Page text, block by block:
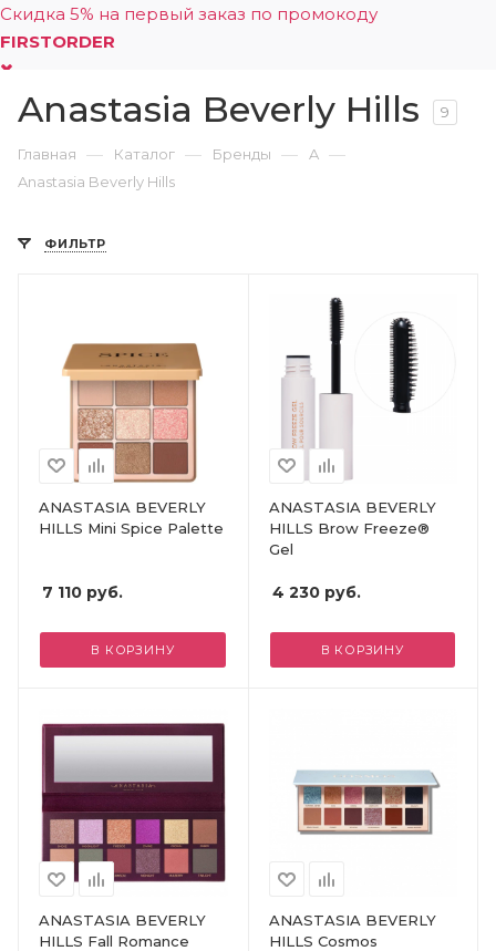
Скидка 5% на первый заказ по промокоду
FIRSTORDER
Anastasia Beverly Hills 9
Главная — Каталог — Бренды — A —
Anastasia Beverly Hills
ФИЛЬТР
ANASTASIA BEVERLY
HILLS Mini Spice Palette
7 110 руб.
В КОРЗИНУ
ANASTASIA BEVERLY
HILLS Brow Freeze®
Gel
4 230руб.
В КОРЗИНУ
ANASTASIA BEVERLY
HILLS Fall Romance
ANASTASIA BEVERLY
HILLS Cosmos